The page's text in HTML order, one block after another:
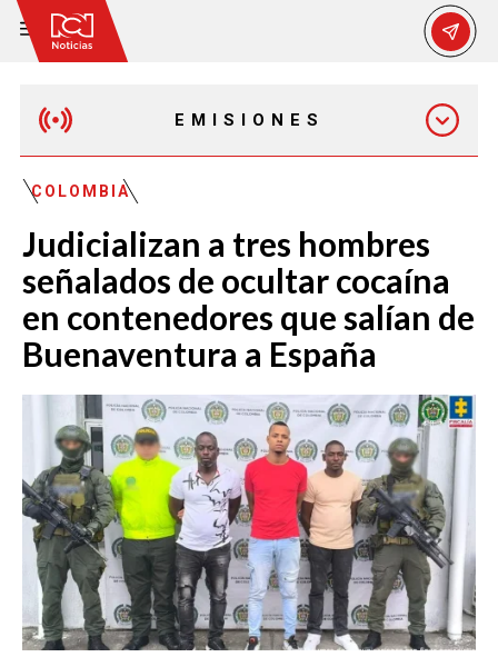
EMISIONES
EMISIÓN 7:00 PM
COLOMBIA
Judicializan a tres hombres
señalados de ocultar cocaína
en contenedores que salían de
Buenaventura a España